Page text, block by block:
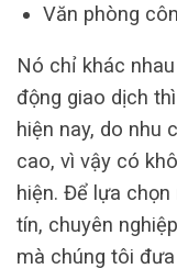
Văn phòng
Nó chỉ khác
động giao dịch
hiện nay, do nhu
cao, vì vậy có
hiện. Để lựa
tín, chuyên
mà chúng tôi